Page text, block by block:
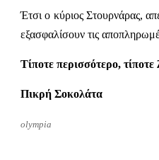
Έτσι ο κύριος Στουρνάρας,
εξασφαλίσουν τις
Τίποτε περισσότερο, τίποτε
Πικρή Σοκολάτα
olympia